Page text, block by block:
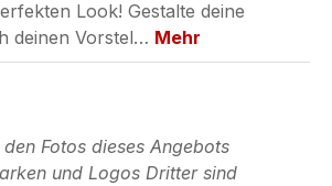
Look! Gestalte deine
deinen Vorstel… Mehr
Fotos dieses Angebots
und Logos Dritter sind